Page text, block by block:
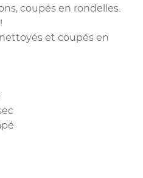
coupés en rondelles.
et coupés en